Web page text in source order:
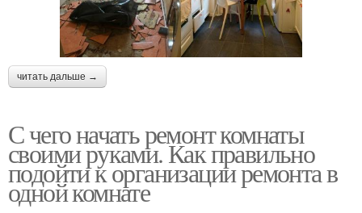
читать дальше →
С чего начать ремонт комнаты
своими руками. Как правильно
подойти к организации ремонта в
одной комнате